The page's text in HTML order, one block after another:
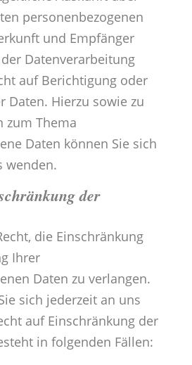
personenbezogenen
und Empfänger
Datenverarbeitung
auf Berichtigung oder
Daten. Hierzu sowie zu
zum Thema
Daten können Sie sich
wenden.
der
die Einschränkung
Ihrer
Daten zu verlangen.
sich jederzeit an uns
auf Einschränkung der
in folgenden Fällen: